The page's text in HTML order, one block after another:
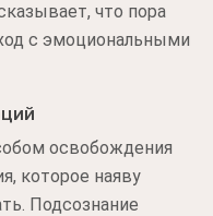
что пора
с эмоциональными
освобождения
которое наяву
Подсознание